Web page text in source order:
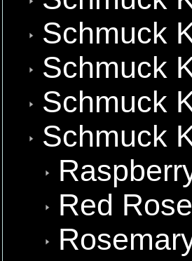
Schmuck
Schmuck
Schmuck
Schmuck
Red